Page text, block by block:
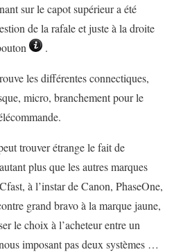
sur le capot supérieur a été
de la rafale et juste à la droite
.
les différentes connectiques,
micro, branchement pour le
trouver étrange le fait de
plus que les autres marques
à l’instar de Canon, PhaseOne,
grand bravo à la marque jaune,
le choix à l’acheteur entre un
imposant pas deux systèmes …